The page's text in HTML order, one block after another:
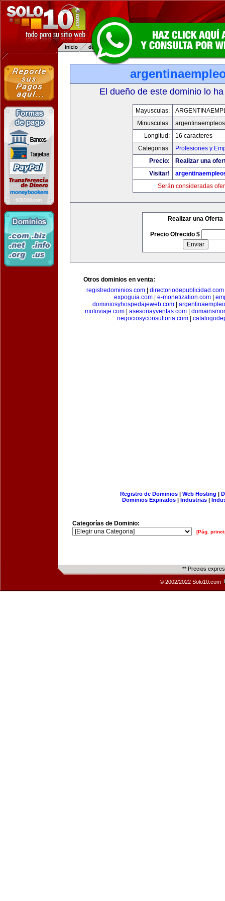
El dueño de este dominio lo
Mayusculas:
Minusculas:
Longitud:
16 caracteres
Categorias:
Profesiones y
Precio:
Realizar una
Visitar!
Serán consideradas
Realizar una Oferta
Precio Ofrecido $
Otros dominios en venta:
registredominios.com| directoriodepublicidad.com
expoguia.com| e-monetization.com|
dominiosyhospedajeweb.com
motoviaje.com
asesoriayventas.com
negociosyconsultoria.com|
Registro de Dominios| Web Hosting |
Dominios Expirados | Industrias |
Categorías de Dominio:
[Pág.
** Precios
© 2002/2022 Solo10.com